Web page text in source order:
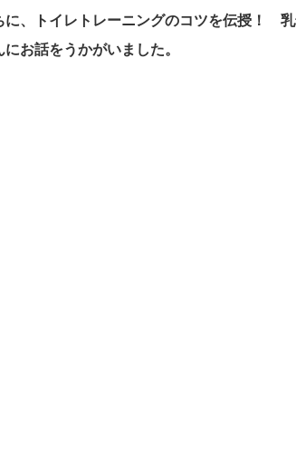
に、トイレトレーニングのコツを伝授！
お話をうかがいました。